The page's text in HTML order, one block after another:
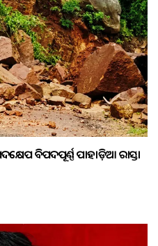
ବିପଦପୂର୍ଣ୍ଣ ପାହାଡ଼ିଆ ରାସ୍ତା